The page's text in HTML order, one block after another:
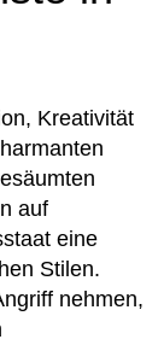
Kreativität
auf
eine
Stilen.
nehmen,